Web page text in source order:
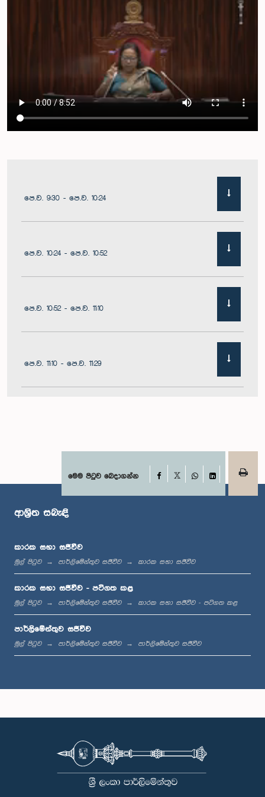
පෙ.ව. 9:30 - පෙ.ව. 10:24
පෙ.ව. 10:24 - පෙ.ව. 10:52
පෙ.ව. 10:52 - පෙ.ව. 11:10
පෙ.ව. 11:10 - පෙ.ව. 11:29
පෙ.ව. 11:41 - පෙ.ව. 11:51
ප.ව. 12:11 - ප.ව. 12:24
ප.ව. 12:24 - ප.ව. 12:34
ප.ව. 1:07 - ප.ව. 1:18
මෙම පිටුව බෙදාගන්න Facebook
WhatsApp
LinkedIn
ආශ්‍රිත සබැඳි
කාරක සභා සජීවීව
මුල් පිටුව පාර්ලිමේන්තුව සජීවීව කාරක සභා සජීවීව
කාරක සභා සජීවීව - පටිගත කළ
මුල් පිටුව පාර්ලිමේන්තුව සජීවීව කාරක සභා සජීවීව - පටිගත කළ
පාර්ලිමේන්තුව සජීවීව
මුල් පිටුව පාර්ලිමේන්තුව සජීවීව පාර්ලිමේන්තුව සජීවීව